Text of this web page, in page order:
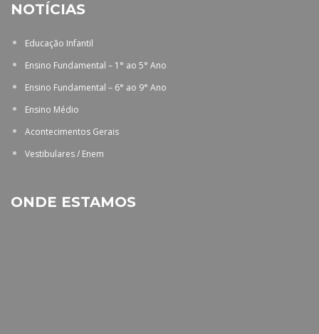
NOTÍCIAS
Educação Infantil
Ensino Fundamental – 1° ao 5° Ano
Ensino Fundamental – 6° ao 9° Ano
Ensino Médio
Acontecimentos Gerais
Vestibulares / Enem
ONDE ESTAMOS